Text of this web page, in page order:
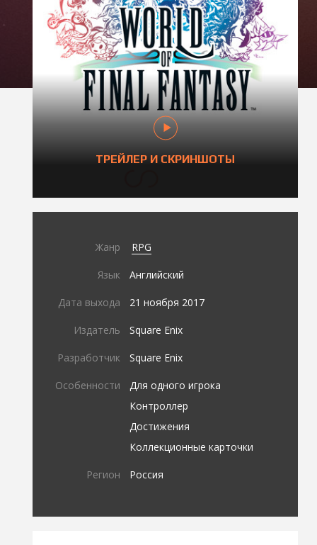
ТРЕЙЛЕР И СКРИНШОТЫ
Жанр RPG
Язык Английский
Дата выхода 21 ноября 2017
Издатель Square Enix
Разработчик Square Enix
Особенности
Для одного игрока
Контроллер
Достижения
Коллекционные карточки
Регион Россия